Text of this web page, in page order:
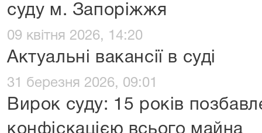
суду м. Запоріжжя
09 квітня 2026, 14:20
Актуальні вакансії в суді
31 березня 2026, 09:01
Вирок суду: 15 років
конфіскацією всього майна